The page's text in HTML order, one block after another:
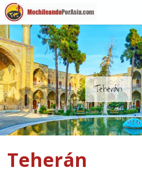
Preparación
Países de Asia
Rutas de mochileros
Vuelos a Asia
Blogs
Guías
Teherán
Teherán